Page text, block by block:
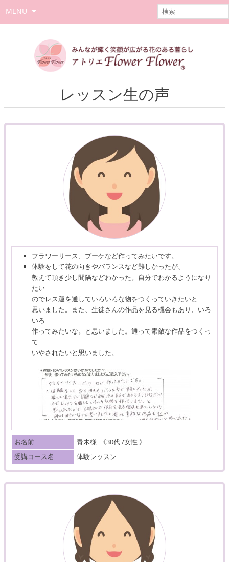
MENU
レッスン生の声
フラワーリース、ブーケなど作ってみたいです。
体験をして花の向きやバランスなど難しかったが、
教えて頂き少し間隔などわかった。自分でわかるようになり
たい
のでレス運を通していろいろな物をつくっていきたいと
思いました。また、生徒さんの作品を見る機会もあり、いろ
いろ
作ってみたいな。と思いました。通って素敵な作品をつくっ
て
いやされたいと思いました。
お名前 青木様
《30代 /女性 》
受講コース名
体験レッスン